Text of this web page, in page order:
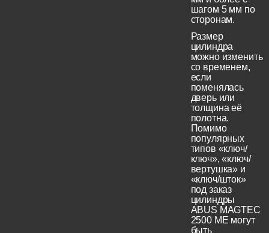
шагом 5 мм по
сторонам.
Размер
цилиндра
можно изменить
со временем,
если
поменялась
дверь или
толщина её
полотна.
Помимо
популярных
типов «ключ/
ключ», «ключ/
вертушка» и
«ключ/шток»
под заказ
цилиндры
ABUS MAGTEC
2500 ME могут
быть